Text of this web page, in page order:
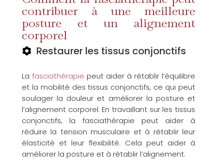
contribuer à une meilleure
posture et un alignement
corporel
Restaurer les tissus conjonctifs
La fasciathérapie peut aider à rétablir l’équilibre
et la mobilité des tissus conjonctifs, ce qui peut
soulager la douleur et améliorer la posture et
l’alignement corporel. En travaillant sur les tissus
conjonctifs, la fasciathérapie peut aider à
réduire la tension musculaire et à rétablir leur
élasticité et leur flexibilité. Cela peut aider à
améliorer la posture et à rétablir l’alignement.